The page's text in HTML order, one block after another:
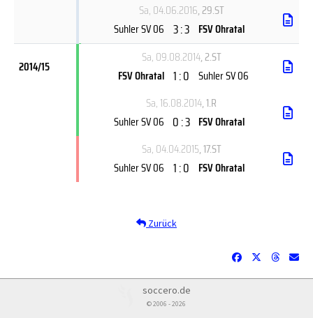
Sa, 04.06.2016, 29.ST
Suhler SV 06 3 : 3 FSV Ohratal
2014/15
Sa, 09.08.2014, 2.ST
FSV Ohratal 1 : 0 Suhler SV 06
Sa, 16.08.2014, 1.R
Suhler SV 06 0 : 3 FSV Ohratal
Sa, 04.04.2015, 17.ST
Suhler SV 06 1 : 0 FSV Ohratal
Zurück
soccero.de
© 2006 - 2026